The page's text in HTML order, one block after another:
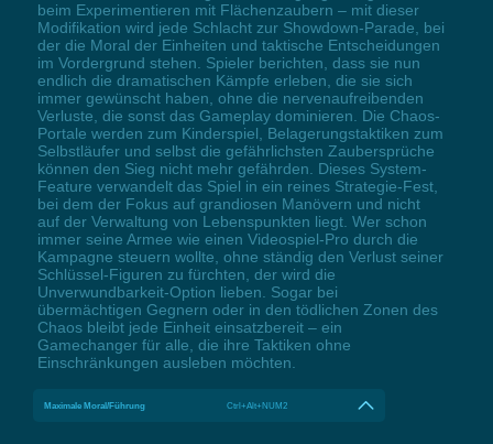
beim Experimentieren mit Flächenzaubern – mit dieser
Modifikation wird jede Schlacht zur Showdown-Parade, bei
der die Moral der Einheiten und taktische Entscheidungen
im Vordergrund stehen. Spieler berichten, dass sie nun
endlich die dramatischen Kämpfe erleben, die sie sich
immer gewünscht haben, ohne die nervenaufreibenden
Verluste, die sonst das Gameplay dominieren. Die Chaos-
Portale werden zum Kinderspiel, Belagerungstaktiken zum
Selbstläufer und selbst die gefährlichsten Zaubersprüche
können den Sieg nicht mehr gefährden. Dieses System-
Feature verwandelt das Spiel in ein reines Strategie-Fest,
bei dem der Fokus auf grandiosen Manövern und nicht
auf der Verwaltung von Lebenspunkten liegt. Wer schon
immer seine Armee wie einen Videospiel-Pro durch die
Kampagne steuern wollte, ohne ständig den Verlust seiner
Schlüssel-Figuren zu fürchten, der wird die
Unverwundbarkeit-Option lieben. Sogar bei
übermächtigen Gegnern oder in den tödlichen Zonen des
Chaos bleibt jede Einheit einsatzbereit – ein
Gamechanger für alle, die ihre Taktiken ohne
Einschränkungen ausleben möchten.
Maximale Moral/Führung Ctrl+Alt+NUM2